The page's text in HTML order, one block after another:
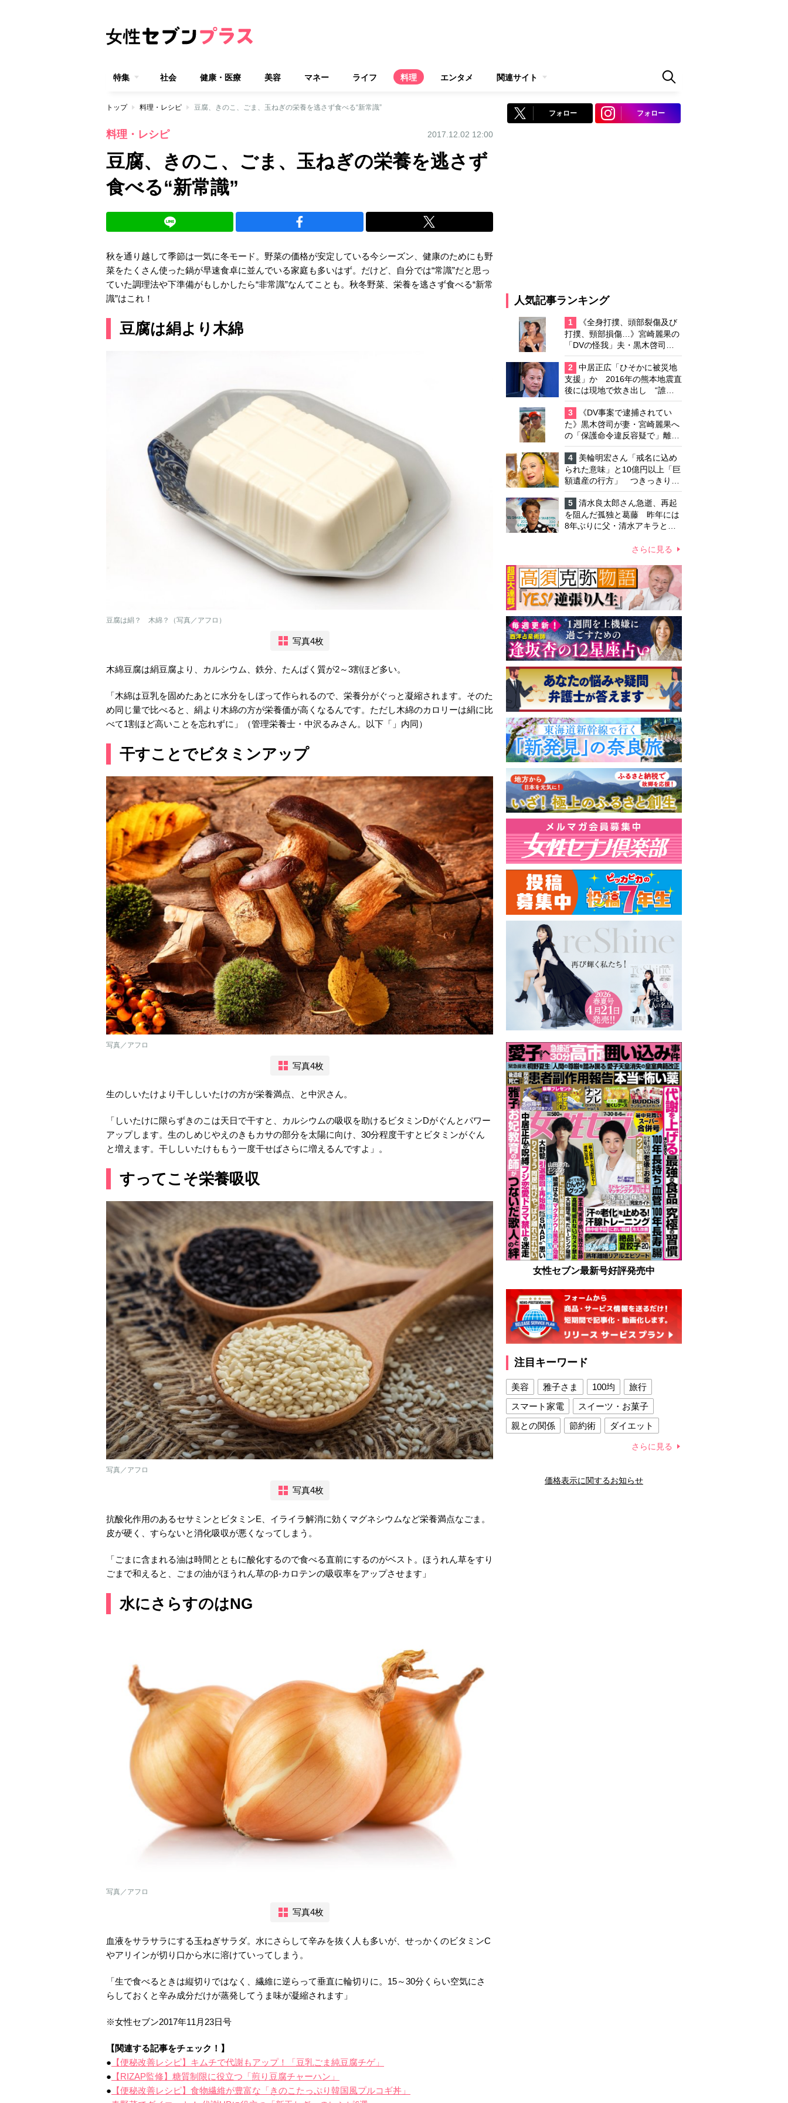
特集 社会 健康・医療 美容 マネー ライフ 料理 エンタメ 関連サイト
トップ 料理・レシピ 豆腐、きのこ、ごま、玉ねぎの栄養を逃さず食べる“新常識”
料理・レシピ 2017.12.02 12:00
豆腐、きのこ、ごま、玉ねぎの栄養を逃さず
食べる“新常識”
秋を通り越して季節は一気に冬モード。野菜の価格が安定している今シーズン、健康のためにも野
菜をたくさん使った鍋が早速食卓に並んでいる家庭も多いはず。だけど、自分では“常識”だと思っ
ていた調理法や下準備がもしかしたら“非常識”なんてことも。秋冬野菜、栄養を逃さず食べる“新常
識”はこれ！
豆腐は絹より木綿
豆腐は絹？ 木綿？（写真／アフロ）
写真4枚
木綿豆腐は絹豆腐より、カルシウム、鉄分、たんぱく質が2～3割ほど多い。
「木綿は豆乳を固めたあとに水分をしぼって作られるので、栄養分がぐっと凝縮されます。そのた
め同じ量で比べると、絹より木綿の方が栄養価が高くなるんです。ただし木綿のカロリーは絹に比
べて1割ほど高いことを忘れずに」（管理栄養士・中沢るみさん。以下「」内同）
干すことでビタミンアップ
写真／アフロ
写真4枚
生のしいたけより干ししいたけの方が栄養満点、と中沢さん。
「しいたけに限らずきのこは天日で干すと、カルシウムの吸収を助けるビタミンDがぐんとパワー
アップします。生のしめじやえのきもカサの部分を太陽に向け、30分程度干すとビタミンがぐん
と増えます。干ししいたけももう一度干せばさらに増えるんですよ」。
すってこそ栄養吸収
写真／アフロ
写真4枚
抗酸化作用のあるセサミンとビタミンE、イライラ解消に効くマグネシウムなど栄養満点なごま。
皮が硬く、すらないと消化吸収が悪くなってしまう。
「ごまに含まれる油は時間とともに酸化するので食べる直前にするのがベスト。ほうれん草をすり
ごまで和えると、ごまの油がほうれん草のβ-カロテンの吸収率をアップさせます」
水にさらすのはNG
写真／アフロ
写真4枚
血液をサラサラにする玉ねぎサラダ。水にさらして辛みを抜く人も多いが、せっかくのビタミンC
やアリインが切り口から水に溶けていってしまう。
「生で食べるときは縦切りではなく、繊維に逆らって垂直に輪切りに。15～30分くらい空気にさ
らしておくと辛み成分だけが蒸発してうま味が凝縮されます」
※女性セブン2017年11月23日号
【関連する記事をチェック！】
● 【便秘改善レシピ】キムチで代謝もアップ！「豆乳ごま純豆腐チゲ」
● 【RIZAP監修】糖質制限に役立つ「煎り豆腐チャーハン」
● 【便秘改善レシピ】食物繊維が豊富な「きのこたっぷり韓国風プルコギ丼」
フォロー フォロー
人気記事ランキング
1
《全身打撲、頭部裂傷及び
打撲、頸部損傷…》宮崎麗果の
「DVの怪我」夫・黒木啓司の
逮捕で始まる「夫婦の闘争」
2
中居正広「ひそかに被災地
支援」か 2016年の熊本地震直
後には現地で炊き出し “誰に
も知られなくて良い”と、むし
ろ強まる福祉活動への思い
3
《DV事案で逮捕されてい
た》黒木啓司が妻・宮崎麗果へ
の「保護命令違反容疑で」離婚
協議は「第二ステージ」へ
4
美輪明宏さん「戒名に込め
られた意味」と10億円以上「巨
額遺産の行方」 つきっきりで
私生活をサポートしていた元俳
優が相続か
5
清水良太郎さん急逝、再起
を阻んだ孤独と葛藤 昨年には
8年ぶりに父・清水アキラと共
ていたが…周囲が懸念していた
さらに見る
女性セブン最新号好評発売中
注目キーワード
美容 雅子さま 100均
旅行
スマート家電
スイーツ・お菓子
親との関係
節約術
ダイエット
夫との関係
新津春子 どか食い
さらに見る
価格表示に関するお知らせ